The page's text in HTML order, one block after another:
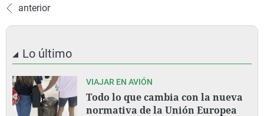
anterior
Lo último
VIAJAR EN AVIÓN
Todo lo que cambia con la nueva
normativa de la Unión Europea